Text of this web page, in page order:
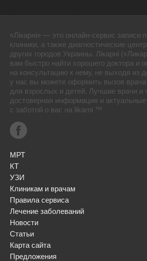
«Лікарні» — это онлайн-сервис записи
клиники, а также диагностические
других городов Украины. Лікарні
вам быстро найти хорошего доктора и
на консультацию к нему, не выходя из
у нас вы можете оформить вызов
для взрослых и детей. Лучшие врачи и
достоверная информация и
с заботой о вас на likarni ™
МРТ
КТ
УЗИ
Клиникам и врачам
Правила сервиса
Лечение заболеваний
Новости
Статьи
Карта сайта
Предложения